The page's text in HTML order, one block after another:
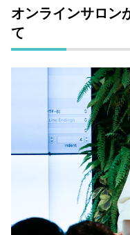
オンラインサロン
て